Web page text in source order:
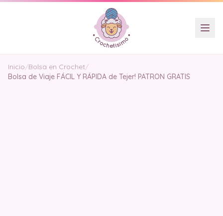
Inicio/Bolsa en Crochet/
Bolsa de Viaje FÁCIL Y RÁPIDA de Tejer! PATRON GRATIS